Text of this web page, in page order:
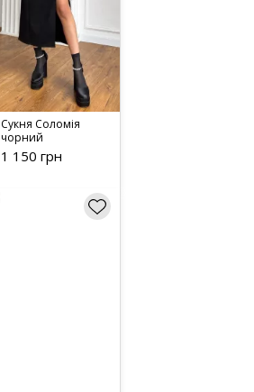
Сукня Соломія
чорний
1 150 грн